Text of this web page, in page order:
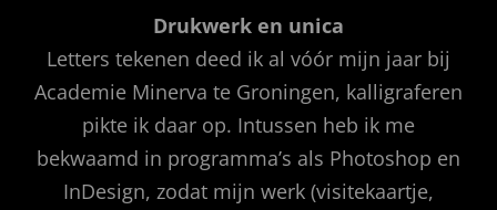
Drukwerk en unica
Letters tekenen deed ik al vóór mijn jaar bij
Academie Minerva te Groningen, kalligraferen
pikte ik daar op. Intussen heb ik me
bekwaamd in programma’s als Photoshop en
InDesign, zodat mijn werk (visitekaartje,